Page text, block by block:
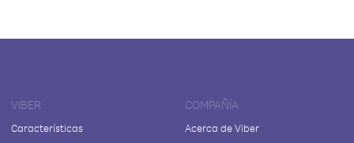
VIBER
Características
COMPAÑÍA
Acerca de Viber